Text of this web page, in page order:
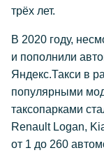
трёх лет.
В 2020 году,
и пополнили
Яндекс.Такси в
популярными
таксопарками
Renault Logan,
от 1 до 260